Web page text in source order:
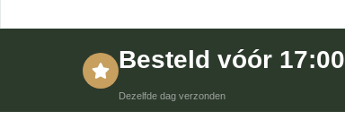
Besteld vóór 17:00
Dezelfde dag verzonden